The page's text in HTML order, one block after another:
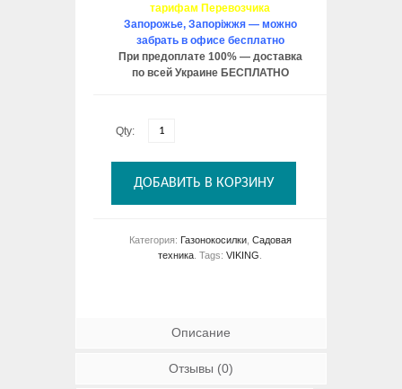
тарифам Перевозчика
Запорожье, Запоріжжя — можно
забрать в офисе бесплатно
При предоплате 100% — доставка
по всей Украине БЕСПЛАТНО
Qty:
ДОБАВИТЬ В КОРЗИНУ
Категория: Газонокосилки, Садовая
техника Tags: VIKING
Описание
Отзывы (0)